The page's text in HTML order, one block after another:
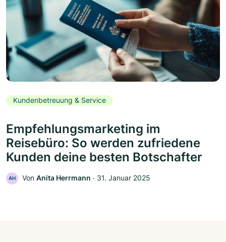
Kundenbetreuung & Service
Empfehlungsmarketing im
Reisebüro: So werden zufriedene
Kunden deine besten Botschafter
AH Von Anita Herrmann ‧ 31. Januar 2025